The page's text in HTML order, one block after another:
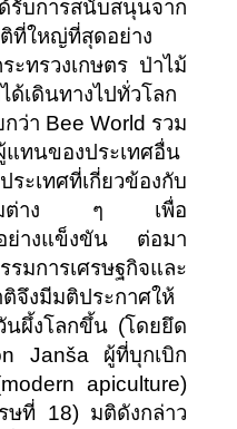
รับการสนับสนุนจาก
ที่ใหญ่ที่สุดอย่าง
ะทรวงเกษตร ป่าไม้
ด้เดินทางไปทั่วโลก
ว่า Bee World รวม
แทนของประเทศอื่น
ะเทศที่เกี่ยวข้องกับ
ล้อมต่าง ๆ เพื่อ
อย่างแข็งขัน ต่อมา
มการเศรษฐกิจและ
จึงมีมติประกาศให้
ผึ้งโลกขึ้น (โดยยึด
Janša ผู้ที่บุกเบิก
apiculture)
ษที่ 18) มติดังกล่าว